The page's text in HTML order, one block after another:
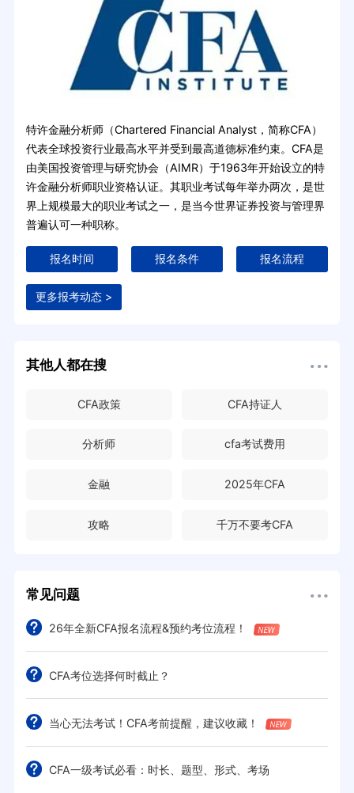
特许金融分析师（Chartered Financial Analyst，简称CFA）
代表全球投资行业最高水平并受到最高道德标准约束。CFA是
由美国投资管理与研究协会（AIMR）于1963年开始设立的特
许金融分析师职业资格认证。其职业考试每年举办两次，是世
界上规模最大的职业考试之一，是当今世界证券投资与管理界
普遍认可一种职称。
报名时间 报名条件 报名流程
更多报考动态 >
其他人都在搜
CFA政策 CFA持证人
分析师 cfa考试费用
金融 2025年CFA
攻略 千万不要考CFA
常见问题
26年全新CFA报名流程&预约考位流程！
CFA考位选择何时截止？
当心无法考试！CFA考前提醒，建议收藏！
CFA一级考试必看：时长、题型、形式、考场